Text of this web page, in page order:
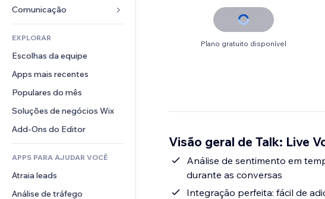
Listas do site
Email
Contabilidade
Cupons e fidelidade
Soluções de armazenamento
Restaurantes
Imobiliária
Meus agendamentos
Músicas
Podcasts
Fotografia
Vídeo
PDF
Compartilhamento de arquivos
Notícias
Mapas e navegação
Privacidade e segurança
Relógio
Templates de página
Efeitos de imagem
Botões e menus
Banners e selos
Calculadoras
Busca
Previsão do tempo
Tabelas e gráficos
Formulários
Enquetes
Chat
Comentários
Telefone
Comunidade
Avaliações e depoimentos
CRM
EXPLORAR
Escolhas da equipe
Apps mais recentes
Populares do mês
Soluções de negócios Wix
Add-Ons do Editor
APPS PARA AJUDAR VOCÊ
Atraia leads
Análise de tráfego
Plano gratuito disponível
Visão geral de Talk: Live
Análise de sentimento em
durante as conversas
Integração perfeita: fácil de